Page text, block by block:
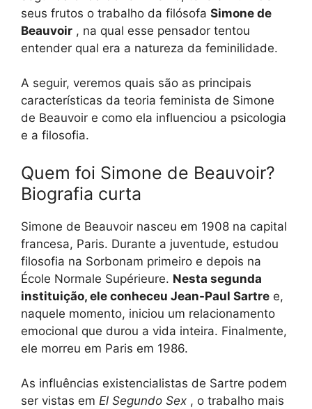
seus frutos o trabalho da filósofa Simone de
Beauvoir , na qual esse pensador tentou
entender qual era a natureza da feminilidade.
A seguir, veremos quais são as principais
características da teoria feminista de Simone
de Beauvoir e como ela influenciou a psicologia
e a filosofia.
Quem foi Simone de Beauvoir?
Biografia curta
Simone de Beauvoir nasceu em 1908 na capital
francesa, Paris. Durante a juventude, estudou
filosofia na Sorbonam primeiro e depois na
École Normale Supérieure. Nesta segunda
instituição, ele conheceu Jean-Paul Sartre e,
naquele momento, iniciou um relacionamento
emocional que durou a vida inteira. Finalmente,
ele morreu em Paris em 1986.
As influências existencialistas de Sartre podem
ser vistas em El Segundo Sex , o trabalho mais